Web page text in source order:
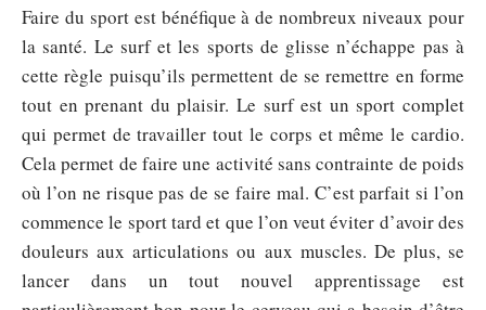
Faire du sport est bénéfique à de nombreux niveaux pour
la santé. Le surf et les sports de glisse n’échappe pas à
cette règle puisqu’ils permettent de se remettre en forme
tout en prenant du plaisir. Le surf est un sport complet
qui permet de travailler tout le corps et même le cardio.
Cela permet de faire une activité sans contrainte de poids
où l’on ne risque pas de se faire mal. C’est parfait si l’on
commence le sport tard et que l’on veut éviter d’avoir des
douleurs aux articulations ou aux muscles. De plus, se
lancer dans un tout nouvel apprentissage est